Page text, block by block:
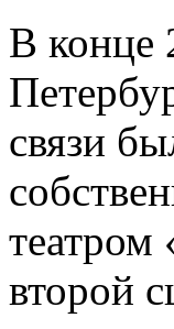
В конце
связи
театром
второй